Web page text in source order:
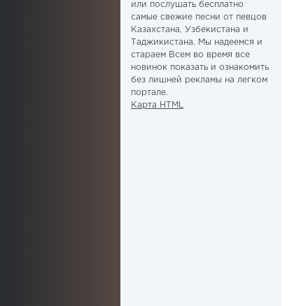
или послушать бесплатно
самые свежие песни от певцов
Казахстана, Узбекистана и
Таджикистана. Мы надеемся и
стараем Всем во время все
новинок показать и ознакомить
без лишней рекламы на легком
портале.
Карта HTML